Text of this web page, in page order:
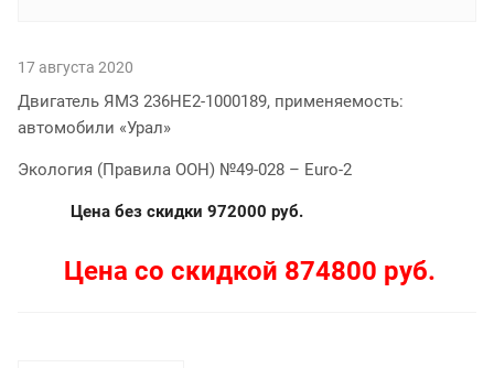
17 августа 2020
Двигатель ЯМЗ 236НЕ2-1000189, применяемость:
автомобили «Урал»
Экология (Правила ООН) №49-028 – Euro-2
Цена без скидки 972000 руб.
Цена со скидкой 874800 руб.